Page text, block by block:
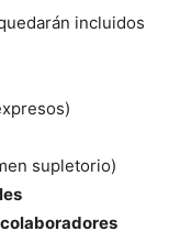
incluidos
supletorio)